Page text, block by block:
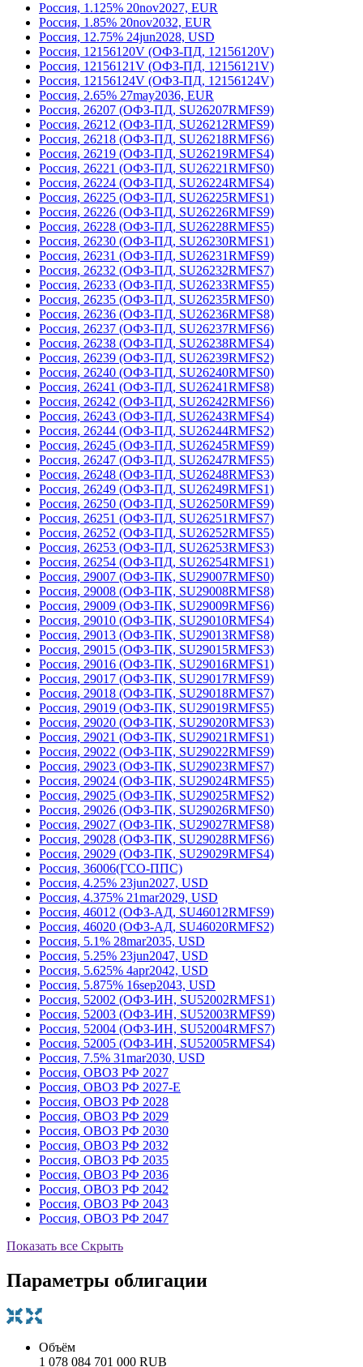
Россия, 1.125% 20nov2027, EUR
Россия, 1.85% 20nov2032, EUR
Россия, 12.75% 24jun2028, USD
Россия, 12156120V (ОФЗ-ПД, 12156120V)
Россия, 12156121V (ОФЗ-ПД, 12156121V)
Россия, 12156124V (ОФЗ-ПД, 12156124V)
Россия, 2.65% 27may2036, EUR
Россия, 26207 (ОФЗ-ПД, SU26207RMFS9)
Россия, 26212 (ОФЗ-ПД, SU26212RMFS9)
Россия, 26218 (ОФЗ-ПД, SU26218RMFS6)
Россия, 26219 (ОФЗ-ПД, SU26219RMFS4)
Россия, 26221 (ОФЗ-ПД, SU26221RMFS0)
Россия, 26224 (ОФЗ-ПД, SU26224RMFS4)
Россия, 26225 (ОФЗ-ПД, SU26225RMFS1)
Россия, 26226 (ОФЗ-ПД, SU26226RMFS9)
Россия, 26228 (ОФЗ-ПД, SU26228RMFS5)
Россия, 26230 (ОФЗ-ПД, SU26230RMFS1)
Россия, 26231 (ОФЗ-ПД, SU26231RMFS9)
Россия, 26232 (ОФЗ-ПД, SU26232RMFS7)
Россия, 26233 (ОФЗ-ПД, SU26233RMFS5)
Россия, 26235 (ОФЗ-ПД, SU26235RMFS0)
Россия, 26236 (ОФЗ-ПД, SU26236RMFS8)
Россия, 26237 (ОФЗ-ПД, SU26237RMFS6)
Россия, 26238 (ОФЗ-ПД, SU26238RMFS4)
Россия, 26239 (ОФЗ-ПД, SU26239RMFS2)
Россия, 26240 (ОФЗ-ПД, SU26240RMFS0)
Россия, 26241 (ОФЗ-ПД, SU26241RMFS8)
Россия, 26242 (ОФЗ-ПД, SU26242RMFS6)
Россия, 26243 (ОФЗ-ПД, SU26243RMFS4)
Россия, 26244 (ОФЗ-ПД, SU26244RMFS2)
Россия, 26245 (ОФЗ-ПД, SU26245RMFS9)
Россия, 26247 (ОФЗ-ПД, SU26247RMFS5)
Россия, 26248 (ОФЗ-ПД, SU26248RMFS3)
Россия, 26249 (ОФЗ-ПД, SU26249RMFS1)
Россия, 26250 (ОФЗ-ПД, SU26250RMFS9)
Россия, 26251 (ОФЗ-ПД, SU26251RMFS7)
Россия, 26252 (ОФЗ-ПД, SU26252RMFS5)
Россия, 26253 (ОФЗ-ПД, SU26253RMFS3)
Россия, 26254 (ОФЗ-ПД, SU26254RMFS1)
Россия, 29007 (ОФЗ-ПК, SU29007RMFS0)
Россия, 29008 (ОФЗ-ПК, SU29008RMFS8)
Россия, 29009 (ОФЗ-ПК, SU29009RMFS6)
Россия, 29010 (ОФЗ-ПК, SU29010RMFS4)
Россия, 29013 (ОФЗ-ПК, SU29013RMFS8)
Россия, 29015 (ОФЗ-ПК, SU29015RMFS3)
Россия, 29016 (ОФЗ-ПК, SU29016RMFS1)
Россия, 29017 (ОФЗ-ПК, SU29017RMFS9)
Россия, 29018 (ОФЗ-ПК, SU29018RMFS7)
Россия, 29019 (ОФЗ-ПК, SU29019RMFS5)
Россия, 29020 (ОФЗ-ПК, SU29020RMFS3)
Россия, 29021 (ОФЗ-ПК, SU29021RMFS1)
Россия, 29022 (ОФЗ-ПК, SU29022RMFS9)
Россия, 29023 (ОФЗ-ПК, SU29023RMFS7)
Россия, 29024 (ОФЗ-ПК, SU29024RMFS5)
Россия, 29025 (ОФЗ-ПК, SU29025RMFS2)
Россия, 29026 (ОФЗ-ПК, SU29026RMFS0)
Россия, 29027 (ОФЗ-ПК, SU29027RMFS8)
Россия, 29028 (ОФЗ-ПК, SU29028RMFS6)
Россия, 29029 (ОФЗ-ПК, SU29029RMFS4)
Россия, 36006(ГСО-ППС)
Россия, 4.25% 23jun2027, USD
Россия, 4.375% 21mar2029, USD
Россия, 46012 (ОФЗ-АД, SU46012RMFS9)
Россия, 46020 (ОФЗ-АД, SU46020RMFS2)
Россия, 5.1% 28mar2035, USD
Россия, 5.25% 23jun2047, USD
Россия, 5.625% 4apr2042, USD
Россия, 5.875% 16sep2043, USD
Россия, 52002 (ОФЗ-ИН, SU52002RMFS1)
Россия, 52003 (ОФЗ-ИН, SU52003RMFS9)
Россия, 52004 (ОФЗ-ИН, SU52004RMFS7)
Россия, 52005 (ОФЗ-ИН, SU52005RMFS4)
Россия, 7.5% 31mar2030, USD
Россия, ОВОЗ РФ 2027
Россия, ОВОЗ РФ 2027-Е
Россия, ОВОЗ РФ 2028
Россия, ОВОЗ РФ 2029
Россия, ОВОЗ РФ 2030
Россия, ОВОЗ РФ 2032
Россия, ОВОЗ РФ 2035
Россия, ОВОЗ РФ 2036
Россия, ОВОЗ РФ 2042
Россия, ОВОЗ РФ 2043
Россия, ОВОЗ РФ 2047
Показать все Скрыть
Параметры облигации
Объём
1 078 084 701 000 RUB